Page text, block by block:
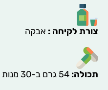
צורת לקיחה : אבקה
תכולה: 54 גרם ב-30 מנות אישיות